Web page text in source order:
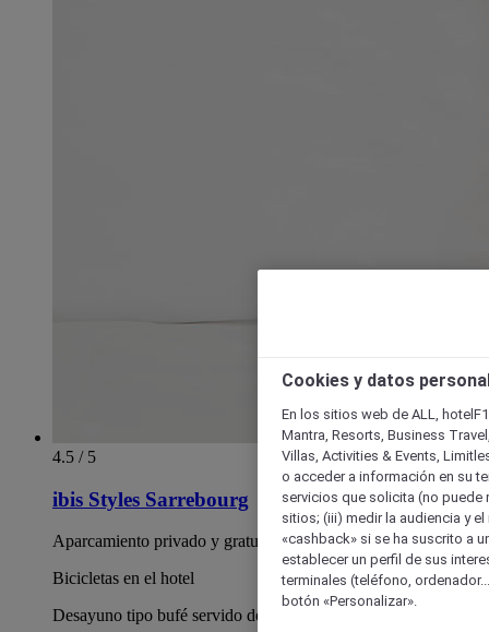
4.5 / 5
ibis Styles Sarrebourg
Aparcamiento privado y gratuito
Bicicletas en el hotel
Desayuno tipo bufé servido de 6:00 h a 10:00 h
Cookies y datos
En los sitios web de ALL,
Mantra, Resorts, Business
Villas, Activities & Events,
o acceder a información en su
servicios que solicita (no puede
sitios; (iii) medir la audiencia y
«cashback» si se ha suscrito a
establecer un perfil de sus
terminales (teléfono,
botón «Personalizar».